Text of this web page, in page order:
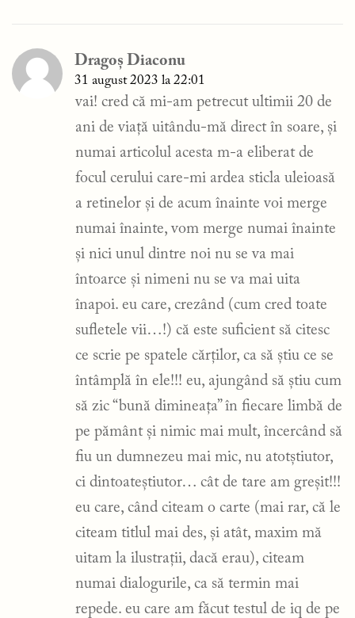
Dragoș Diaconu
31 august 2023 la 22:01
vai! cred că mi-am petrecut ultimii 20 de
ani de viață uitându-mă direct în soare, și
numai articolul acesta m-a eliberat de
focul cerului care-mi ardea sticla uleioasă
a retinelor și de acum înainte voi merge
numai înainte, vom merge numai înainte
și nici unul dintre noi nu se va mai
întoarce și nimeni nu se va mai uita
înapoi. eu care, crezând (cum cred toate
sufletele vii…!) că este suficient să citesc
ce scrie pe spatele cărților, ca să știu ce se
întâmplă în ele!!! eu, ajungând să știu cum
să zic “bună dimineața” în fiecare limbă de
pe pământ și nimic mai mult, încercând să
fiu un dumnezeu mai mic, nu atotștiutor,
ci dintoateștiutor… cât de tare am greșit!!!
eu care, când citeam o carte (mai rar, că le
citeam titlul mai des, și atât, maxim mă
uitam la ilustrații, dacă erau), citeam
numai dialogurile, ca să termin mai
repede. eu care am făcut testul de iq de pe